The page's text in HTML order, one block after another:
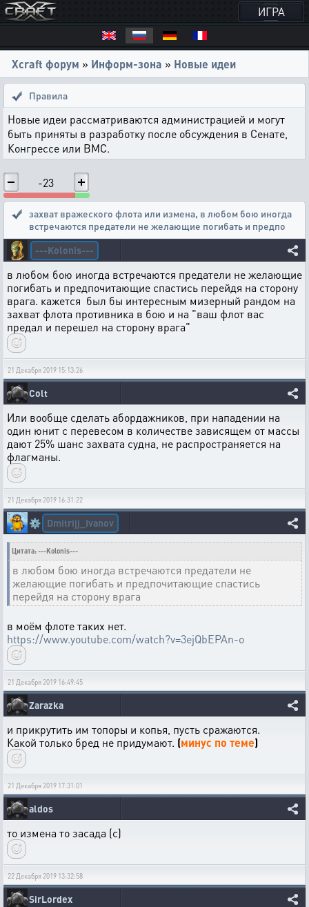
ИГРА
Xcraft форум » Информ-зона » Новые идеи
Правила
Новые идеи рассматриваются администрацией и могут
быть приняты в разработку после обсуждения в Сенате,
Конгрессе или ВМС.
-23
захват вражеского флота или измена, в любом бою иногда
встречаются предатели не желающие погибать и предпо
---Kolonis---
в любом бою иногда встречаются предатели не желающие
погибать и предпочитающие спастись перейдя на сторону
врага. кажется был бы интересным мизерный рандом на
захват флота противника в бою и на "ваш флот вас
предал и перешел на сторону врага"
21 Декабря 2019 15:13:26
Colt
Или вообще сделать абордажников, при нападении на
один юнит с перевесом в количестве зависящем от массы
дают 25% шанс захвата судна, не распространяется на
флагманы.
21 Декабря 2019 16:31:22
⚙️ Dmitrijj_Ivanov
Цитата: ---Kolonis---
в любом бою иногда встречаются предатели не
желающие погибать и предпочитающие спастись
перейдя на сторону врага
в моём флоте таких нет.
https://www.youtube.com/watch?v=3ejQbEPAn-o
21 Декабря 2019 16:49:45
Zarazka
и прикрутить им топоры и копья, пусть сражаются.
Какой только бред не придумают. (минус по теме)
21 Декабря 2019 17:31:01
aldos
то измена то засада (с)
22 Декабря 2019 13:32:58
SirLordex